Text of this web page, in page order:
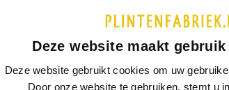
De golfplint heeft een subtiel model. Deze plint is
keuze wanneer je een klassiek model wilt, zonder
aandacht wegneemt van je prominente
golfplint komt het best tot zijn recht in een klassiek
Deze website maakt
Deze website gebruikt cookies om uw
Door onze website te gebruiken, stemt u